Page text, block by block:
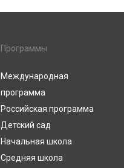
Программы
Международная
программа
Российская программа
Детский сад
Начальная школа
Средняя школа